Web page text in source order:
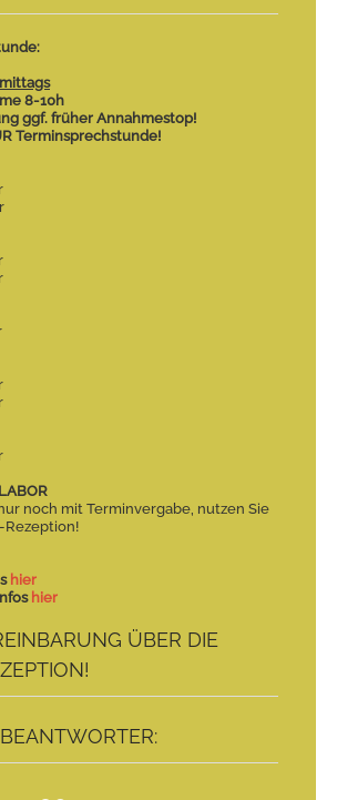
8-10h
ggf. früher Annahmestop!
Terminsprechstunde!
noch mit Terminvergabe, nutzen Sie
Rezeption!
hier
hier
ÜBER DIE